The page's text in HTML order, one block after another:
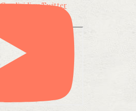
Condividi su Twitter